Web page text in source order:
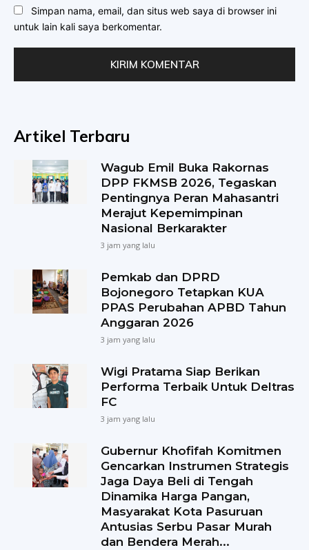
Simpan nama, email, dan situs web saya di browser ini
untuk lain kali saya berkomentar.
Artikel Terbaru
Wagub Emil Buka Rakornas
DPP FKMSB 2026, Tegaskan
Pentingnya Peran Mahasantri
Merajut Kepemimpinan
Nasional Berkarakter
3 jam yang lalu
Pemkab dan DPRD
Bojonegoro Tetapkan KUA
PPAS Perubahan APBD Tahun
Anggaran 2026
3 jam yang lalu
Wigi Pratama Siap Berikan
Performa Terbaik Untuk Deltras
FC
3 jam yang lalu
Gubernur Khofifah Komitmen
Gencarkan Instrumen Strategis
Jaga Daya Beli di Tengah
Dinamika Harga Pangan,
Masyarakat Kota Pasuruan
Antusias Serbu Pasar Murah
dan Bendera Merah...